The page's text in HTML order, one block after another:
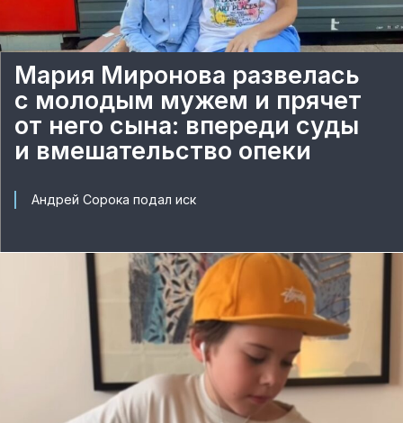
Мария Миронова развелась
с молодым мужем и прячет
от него сына: впереди суды
и вмешательство опеки
Андрей Сорока подал иск